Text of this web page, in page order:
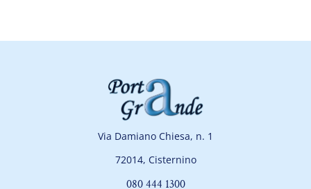
Via Damiano Chiesa, n. 1
72014, Cisternino
080 444 1300